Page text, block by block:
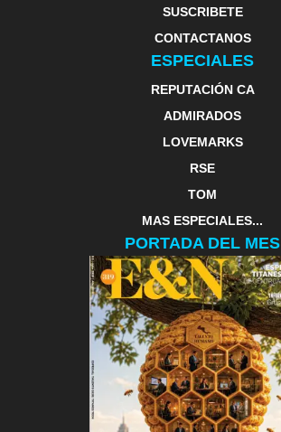
SUSCRIBETE
CONTACTANOS
ESPECIALES
REPUTACIÓN CA
ADMIRADOS
LOVEMARKS
RSE
TOM
MAS ESPECIALES...
PORTADA DEL MES